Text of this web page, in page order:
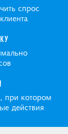
спрос
при котором
действия